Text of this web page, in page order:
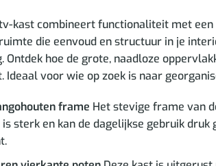
kast combineert functionaliteit met
die eenvoud en structuur in je
Ontdek hoe de grote, naadloze
voor wie op zoek is naar
frame Het stevige frame van
is sterk en kan de dagelijkse gebruik